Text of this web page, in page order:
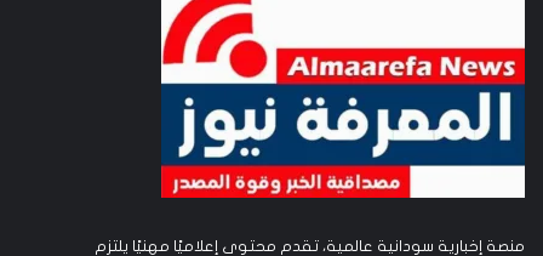
منصة إخبارية سودانية عالمية، تقدم محتوى إعلاميًا مهنيًا يلتزم